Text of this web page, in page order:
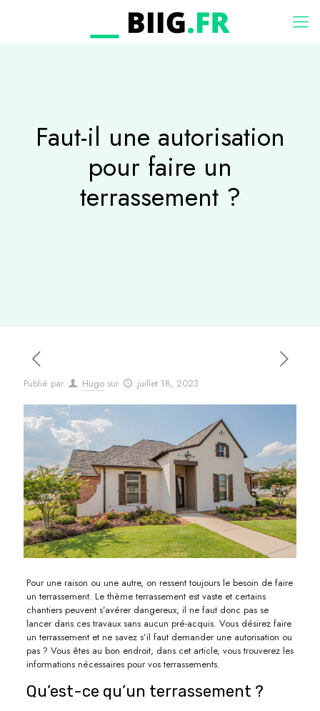
Faut-il une autorisation
pour faire un
terrassement ?
Publié par Hugo sur juillet 18, 2023
Pour une raison ou une autre, on ressent toujours le besoin de faire
un terrassement. Le thème terrassement est vaste et certains
chantiers peuvent s’avérer dangereux, il ne faut donc pas se
lancer dans ces travaux sans aucun pré-acquis. Vous désirez faire
un terrassement et ne savez s’il faut demander une autorisation ou
pas ? Vous êtes au bon endroit, dans cet article, vous trouverez les
informations nécessaires pour vos terrassements.
Qu’est-ce qu’un terrassement ?